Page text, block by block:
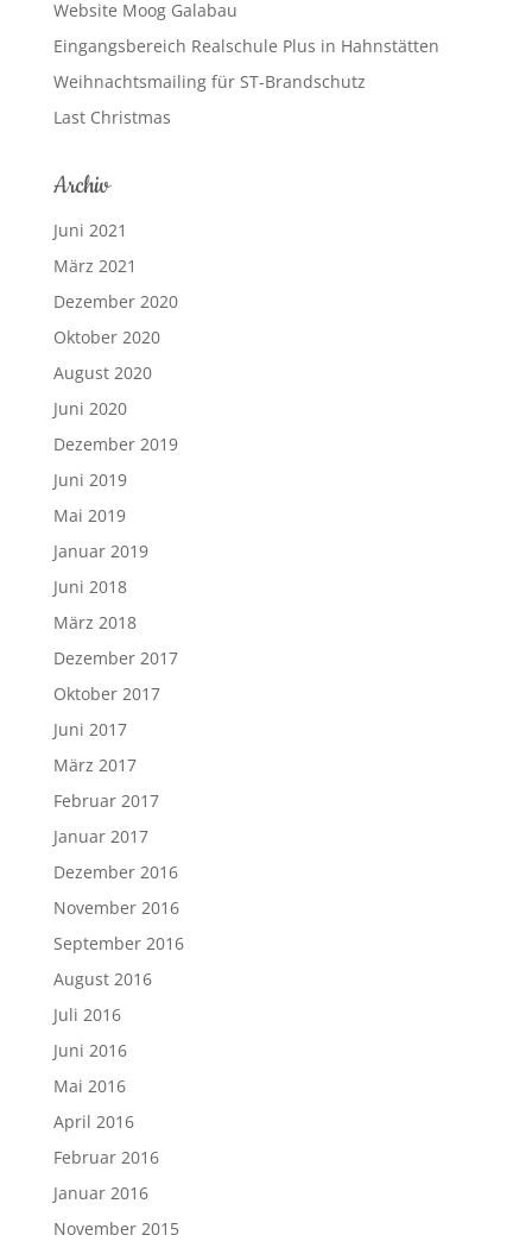
Website Moog Galabau
Eingangsbereich Realschule Plus in Hahnstätten
Weihnachtsmailing für ST-Brandschutz
Last Christmas
Archiv
Juni 2021
März 2021
Dezember 2020
Oktober 2020
August 2020
Juni 2020
Dezember 2019
Juni 2019
Mai 2019
Januar 2019
Juni 2018
März 2018
Dezember 2017
Oktober 2017
Juni 2017
März 2017
Februar 2017
Januar 2017
Dezember 2016
November 2016
September 2016
August 2016
Juli 2016
Juni 2016
Mai 2016
April 2016
Februar 2016
Januar 2016
November 2015